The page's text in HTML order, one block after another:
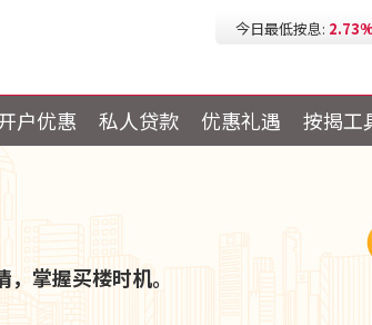
今日最低按息:
户优惠 私人贷款 优惠礼遇 按揭工
掌握买楼时机。